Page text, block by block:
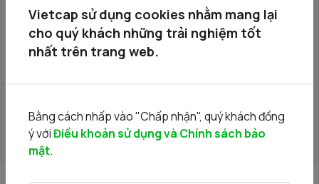
NỘI BỘ (MÃ DIG)
06/02/2026
Vietcap sử dụng cookies nhằm mang lại
cho quý khách những trải nghiệm tốt
nhất trên trang web.
Bằng cách nhấp vào "Chấp nhận", quý khách đồng
ý vớiĐiều khoản sử dụng và Chính sách bảo
mật.